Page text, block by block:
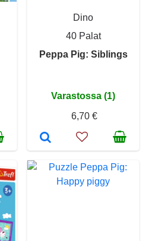
Dino
40 Palat
Peppa Pig: Siblings
Varastossa (1)
6,70 €